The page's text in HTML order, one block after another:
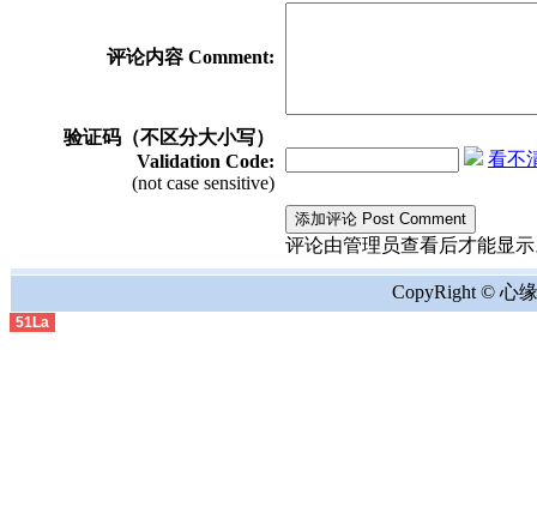
评论内容 Comment:
验证码（不区分大小写）
Validation Code:
(not case sensitive)
看不
评论由管理员查看后才能显示
CopyRight © 心
51La